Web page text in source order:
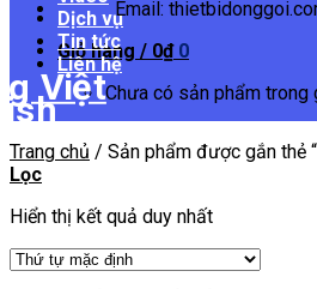
Email:
Giỏ hàng / 0₫ 0
Chưa có sản phẩm trong
Dịch vụ
Tin tức
Liên hệ
Trang chủ / Sản phẩm được gắn thẻ
Lọc
Hiển thị kết quả duy nhất